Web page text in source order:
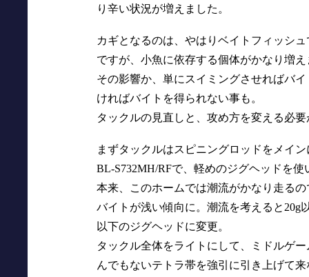
り辛い状況が増えました。
カギとなるのは、やはりベイトフィッシ
ですが、小魚に依存する個体がかなり増
その影響か、単にスイミングさせればバ
ければバイトを得られない事も。
タックルの見直しと、攻め方を変える必
まずタックルはスピニングロッドをメイ
BL-S732MH/RFで、軽めのジグヘッドを
本来、このホームでは潮流がかなり走る
バイトが浅い傾向に。潮流を考えると20g
以下のジグヘッドに変更。
タックル全体をライトにして、ミドルゲ
んでもないテトラ帯を強引に引き上げて